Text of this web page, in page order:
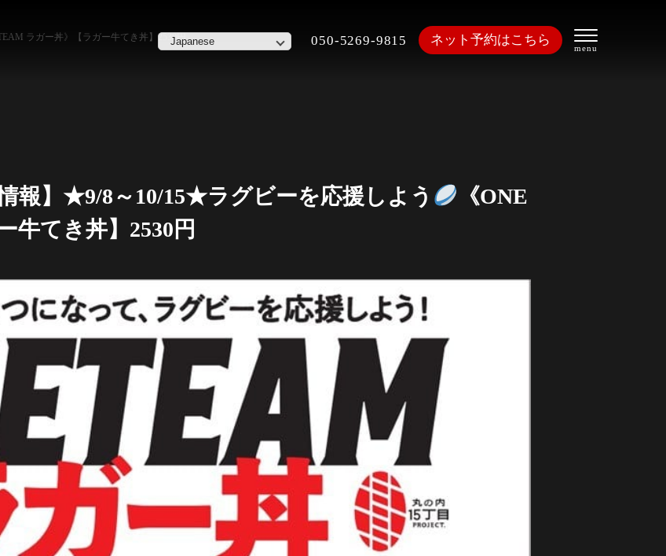
050-5269-9815 ネット予約はこちら
ラガー丼》【ラガー牛てき丼】2530円
報】★9/8～10/15★ラグビーを応援しよう
《ONE
牛てき丼】2530円